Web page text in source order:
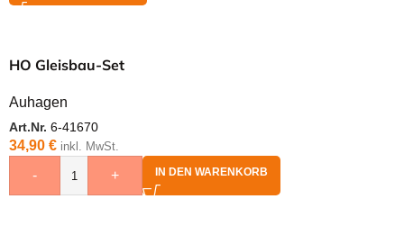
HO Gleisbau-Set
Auhagen
Art.Nr. 6-41670
34,90 € inkl. MwSt.
- + IN DEN WARENKORB